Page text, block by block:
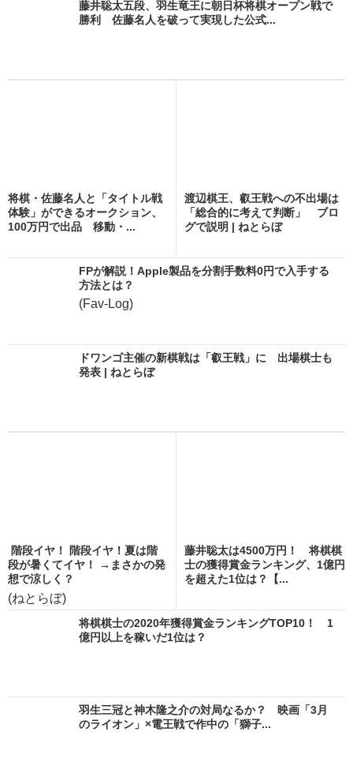
藤井聡太五段、羽生竜王に朝日杯将棋オープン戦で
勝利 佐藤名人を破って実現した公式...
将棋・佐藤名人と「タイトル戦
体験」ができるオークション、
100万円で出品 移動・...
渡辺棋王、叡王戦への不出場は
「総合的に考えて判断」 ブロ
グで説明 | ねとらぼ
FPが解説！Apple製品を分割手数料0円で入手する
方法とは？
(Fav-Log)
ドワンゴ主催の新棋戦は「叡王戦」に 出場棋士も
発表 | ねとらぼ
階段イヤ！ 階段イヤ！夏は階
段が暑くてイヤ！ →まさかの発
想で涼しく？
(ねとらぼ)
藤井聡太は4500万円！ 将棋棋
士の獲得賞金ランキング、1億円
を超えた1位は？【...
将棋棋士の2020年獲得賞金ランキングTOP10！ 1
億円以上を稼いだ1位は？
羽生三冠と神木隆之介の対局なるか？ 映画「3月
のライオン」×電王戦で作中の「獅子...